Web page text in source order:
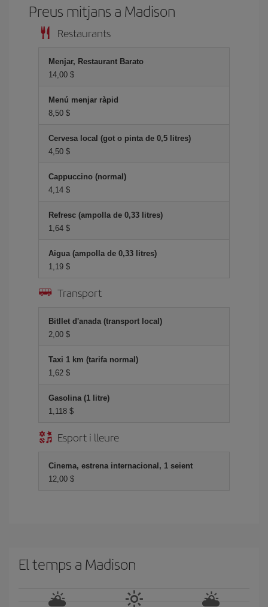
Preus mitjans a Madison
Restaurants
Menjar, Restaurant Barato
14,00 $
Menú menjar ràpid
8,50 $
Cervesa local (got o pinta de 0,5 litres)
4,50 $
Cappuccino (normal)
4,14 $
Refresc (ampolla de 0,33 litres)
1,64 $
Aigua (ampolla de 0,33 litres)
1,19 $
Transport
Bitllet d'anada (transport local)
2,00 $
Taxi 1 km (tarifa normal)
1,62 $
Gasolina (1 litre)
1,118 $
Esport i lleure
Cinema, estrena internacional, 1 seient
12,00 $
El temps a Madison